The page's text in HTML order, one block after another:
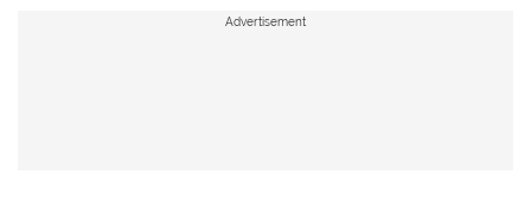
Advertisement